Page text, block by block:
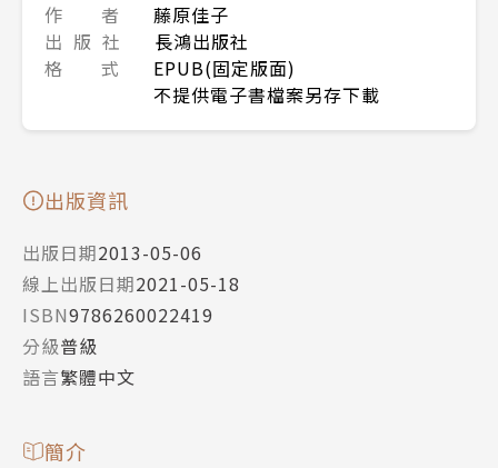
作 者
藤原佳子
出 版 社
長鴻出版社
格 式
EPUB(固定版面)
不提供電子書檔案另存下載
出版資訊
出版日期2013-05-06
線上出版日期2021-05-18
ISBN9786260022419
分級普級
語言繁體中文
簡介